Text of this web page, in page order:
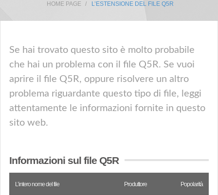
HOME PAGE L’ESTENSIONE DEL FILE Q5R
Se hai trovato questo sito è molto probabile
che hai un problema con il file Q5R. Se vuoi
aprire il file Q5R, oppure risolvere un altro
problema riguardante questo tipo di file, leggi
attentamente le informazioni fornite in questo
sito web.
Informazioni sul file Q5R
L’intero nome del file Produttore Popolarità